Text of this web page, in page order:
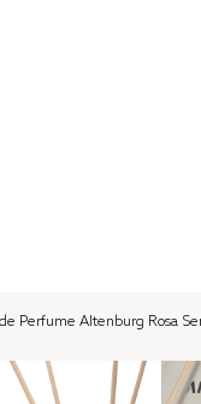
Perfume Altenburg Rosa